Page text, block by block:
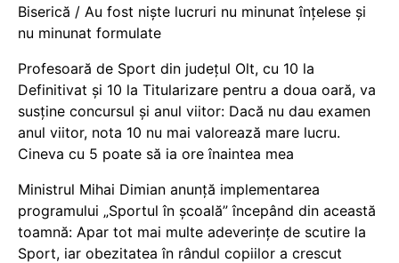
Biserică / Au fost niște lucruri nu minunat înțelese și
nu minunat formulate
Profesoară de Sport din județul Olt, cu 10 la
Definitivat și 10 la Titularizare pentru a doua oară, va
susține concursul și anul viitor: Dacă nu dau examen
anul viitor, nota 10 nu mai valorează mare lucru.
Cineva cu 5 poate să ia ore înaintea mea
Ministrul Mihai Dimian anunță implementarea
programului „Sportul în școală” începând din această
toamnă: Apar tot mai multe adeverințe de scutire la
Sport, iar obezitatea în rândul copiilor a crescut